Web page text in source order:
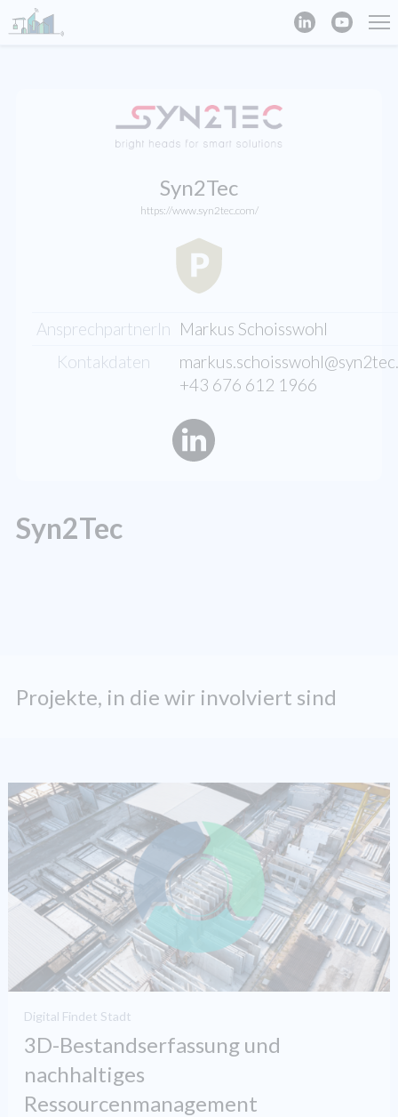
Syn2Tec
https://www.syn2tec.com/
AnsprechpartnerIn Markus Schoisswohl
Kontakdaten
+43 676 612 1966
Syn2Tec
Projekte, in die wir involviert sind
Digital Findet Stadt
3D-Bestandserfassung und
nachhaltiges
Ressourcenmanagement